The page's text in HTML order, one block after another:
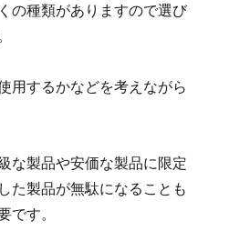
の種類がありますので選び
用するかなどを考えながら
な製品や安価な製品に限定
た製品が無駄になることも
です。